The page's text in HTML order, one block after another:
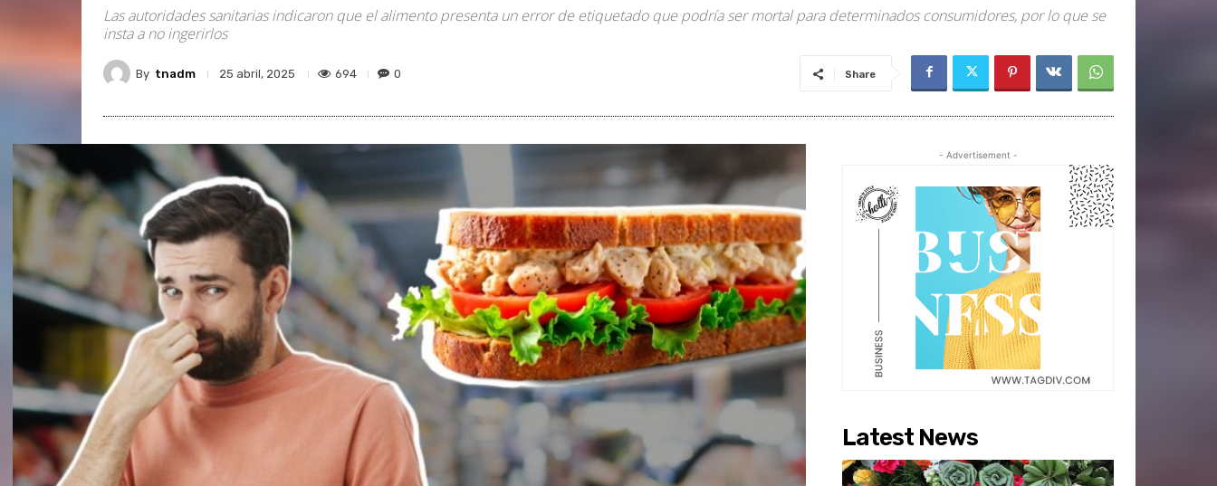
Las autoridades sanitarias indicaron que el alimento presenta un error de etiquetado que podría ser mortal para determinados consumidores, por lo que se
insta a no ingerirlos
By tnadm 25 abril, 2025 694 0 Share
- Advertisement -
Latest News